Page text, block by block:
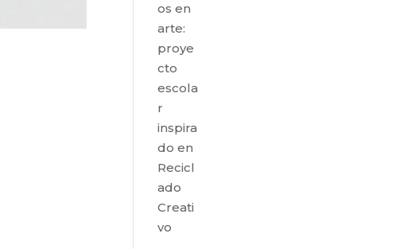
os en
arte:
proye
cto
escola
r
inspira
do en
Recicl
ado
Creati
vo